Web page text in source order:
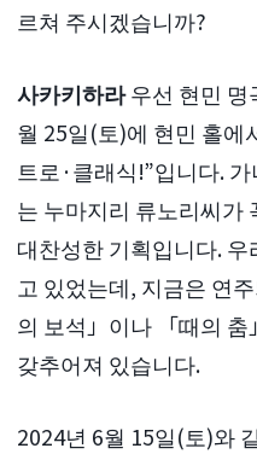
르쳐 주시겠습니까?
사카키하라우선 현민 명
월 25일(토)에 현민 홀에
트로·클래식!”입니다.
는 누마지리 류노리씨가
대찬성한 기획입니다.
고 있었는데, 지금은 연
의 보석」이나 「때의
갖추어져 있습니다.
2024년 6월 15일(토)와